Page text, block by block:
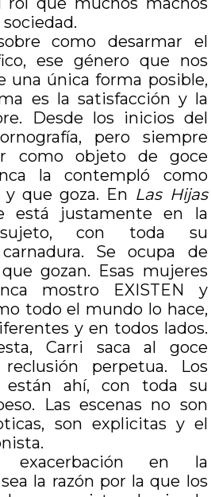
como desarmar el
ese género que nos
una única forma posible,
es la satisfacción y la
Desde los inicios del
pero siempre
como objeto de goce
la contempló como
que goza. En Las Hijas
está justamente en la
con toda su
Se ocupa de
gozan. Esas mujeres
mostro EXISTEN y
todo el mundo lo hace,
y en todos lados.
Carri saca al goce
perpetua. Los
están ahí, con toda su
Las escenas no son
son explicitas y el
exacerbación en la
la razón por la que los